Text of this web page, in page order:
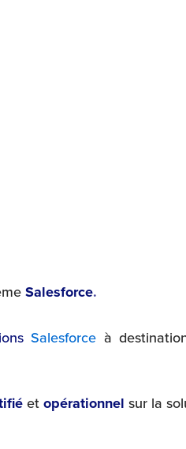
Salesforce.
Salesforce à
et opérationnel sur la